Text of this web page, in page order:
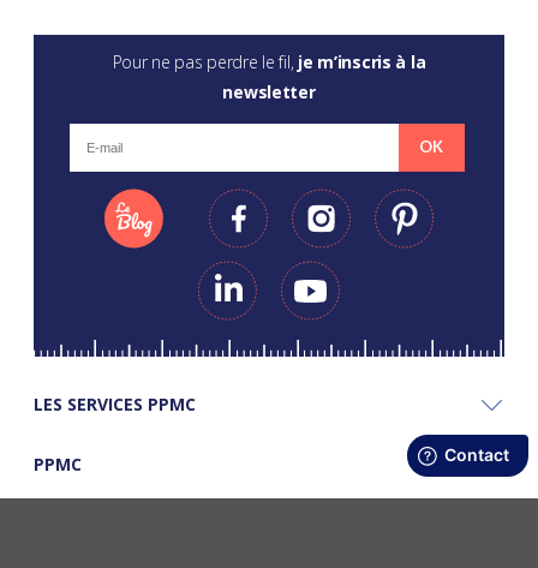
Pour ne pas perdre le fil, je m’inscris à la
newsletter
OK
LES SERVICES PPMC
PPMC